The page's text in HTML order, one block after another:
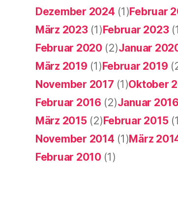
Dezember 2024 (1)Februar
März 2023(1)Februar 2023
Februar 2020(2)Januar
März 2019 (1)Februar 2019
November 2017 (1)Oktober
Februar 2016 (2)Januar 2016
März 2015(2)Februar 2015
November 2014 (1)März
Februar 2010(1)